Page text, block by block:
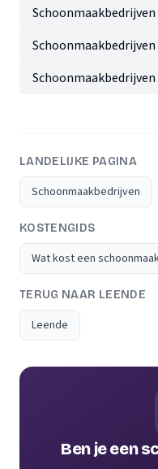
LANDELIJKE PAGINA
Schoonmaakbedrijven
KOSTENGIDS
Wat kost een
TERUG NAAR LEENDE
Leende
Ben je een